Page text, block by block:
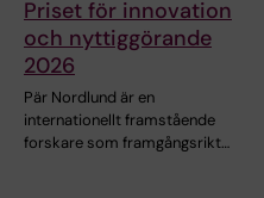
Priset för innovation
och nyttiggörande
2026
Pär Nordlund är en
internationellt framstående
forskare som framgångsrikt…